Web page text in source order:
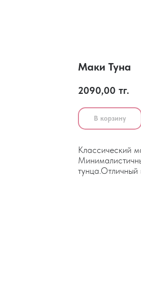
Маки Туна
2090,00 тг.
В корзину
Классический
тунца.Отличный